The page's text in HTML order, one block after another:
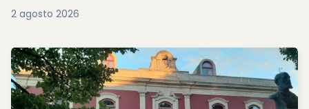
2 agosto 2026